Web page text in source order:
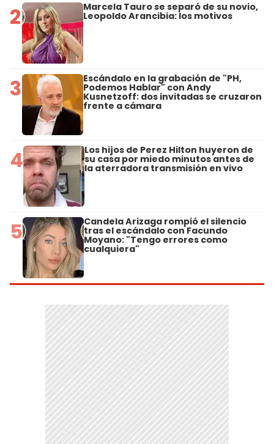
2 Marcela Tauro se separó de su novio,
Leopoldo Arancibia: los motivos
3 Escándalo en la grabación de "PH,
Podemos Hablar" con Andy
Kusnetzoff: dos invitadas se cruzaron
frente a cámara
4 Los hijos de Perez Hilton huyeron de
su casa por miedo minutos antes de
la aterradora transmisión en vivo
5 Candela Arizaga rompió el silencio
tras el escándalo con Facundo
Moyano: "Tengo errores como
cualquiera"